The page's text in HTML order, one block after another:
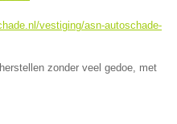
vestiging/asn-autoschade-
zonder veel gedoe, met